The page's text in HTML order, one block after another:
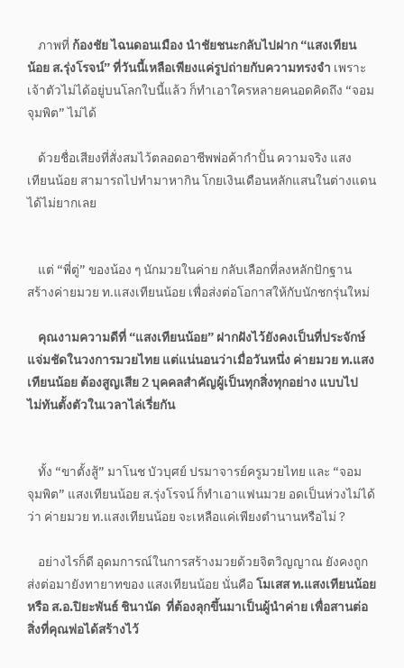
ภาพที่ ก้องชัย ไฉนดอนเมือง นำชัยชนะกลับไปฝาก “แสงเทียน
น้อย ส.รุ่งโรจน์”ที่วันนี้เหลือเพียงแค่รูปถ่ายกับความทรงจำ เพราะ
เจ้าตัวไม่ได้อยู่บนโลกใบนี้แล้ว ก็ทำเอาใครหลายคนอดคิดถึง “จอม
จุมพิต” ไม่ได้
ด้วยชื่อเสียงที่สั่งสมไว้ตลอดอาชีพพ่อค้ากำปั้น ความจริง แสง
เทียนน้อย สามารถไปทำมาหากิน โกยเงินเดือนหลักแสนในต่างแดน
ได้ไม่ยากเลย
แต่ “พี่ตู่” ของน้อง ๆ นักมวยในค่าย กลับเลือกที่ลงหลักปักฐาน
สร้างค่ายมวย ท.แสงเทียนน้อย เพื่อส่งต่อโอกาสให้กับนักชกรุ่นใหม่
คุณงามความดีที่ “แสงเทียนน้อย” ฝากฝังไว้ยังคงเป็นที่ประจักษ์
แจ่มชัดในวงการมวยไทยแต่แน่นอนว่าเมื่อวันหนึ่ง ค่ายมวย ท.แสง
เทียนน้อย ต้องสูญเสีย 2 บุคคลสำคัญผู้เป็นทุกสิ่งทุกอย่าง แบบไป
ไม่ทันตั้งตัวในเวลาไล่เรี่ยกัน
ทั้ง “ขาตั้งสู้” มาโนช บัวบุศย์ ปรมาจารย์ครูมวยไทย และ “จอม
จุมพิต” แสงเทียนน้อย ส.รุ่งโรจน์ ก็ทำเอาแฟนมวย อดเป็นห่วงไม่ได้
ว่า ค่ายมวย ท.แสงเทียนน้อย จะเหลือแค่เพียงตำนานหรือไม่ ?
อย่างไรก็ดี อุดมการณ์ในการสร้างมวยด้วยจิตวิญญาณ ยังคงถูก
ส่งต่อมายังทายาทของ แสงเทียนน้อย นั่นคือโมเสส ท.แสงเทียนน้อย
หรือ ส.อ.ปิยะพันธ์ ชินานัด ที่ต้องลุกขึ้นมาเป็นผู้นำค่าย เพื่อสานต่อ
สิ่งที่คุณพ่อได้สร้างไว้